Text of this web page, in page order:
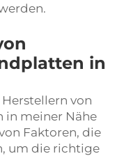
in
von
meiner Nähe
Faktoren, die
um die richtige